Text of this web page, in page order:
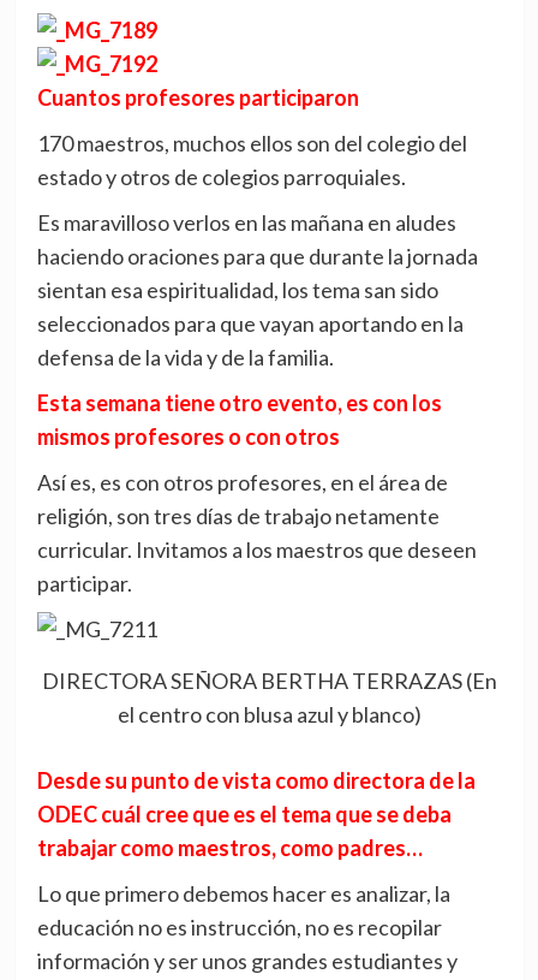
Cuantos profesores participaron
170 maestros, muchos ellos son del colegio del
estado y otros de colegios parroquiales.
Es maravilloso verlos en las mañana en aludes
haciendo oraciones para que durante la jornada
sientan esa espiritualidad, los tema san sido
seleccionados para que vayan aportando en la
defensa de la vida y de la familia.
Esta semana tiene otro evento, es con los
mismos profesores o con otros
Así es, es con otros profesores, en el área de
religión, son tres días de trabajo netamente
curricular. Invitamos a los maestros que deseen
participar.
DIRECTORA SEÑORA BERTHA TERRAZAS (En
el centro con blusa azul y blanco)
Desde su punto de vista como directora de la
ODEC cuál cree que es el tema que se deba
trabajar como maestros, como padres…
Lo que primero debemos hacer es analizar, la
educación no es instrucción, no es recopilar
información y ser unos grandes estudiantes y